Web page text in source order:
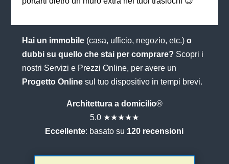
Hai un immobile(casa, ufficio, negozio, etc.) o
dubbi su quello che stai per comprare? Scopri i
nostri Servizi e Prezzi Online, per avere un
Progetto Onlinesul tuo dispositivo in tempi brevi.
Architettura a domicilio®
5.0 ★★★★★
Eccellente: basato su 120 recensioni